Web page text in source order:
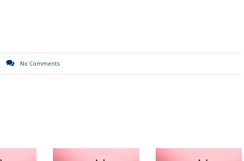
No Comments